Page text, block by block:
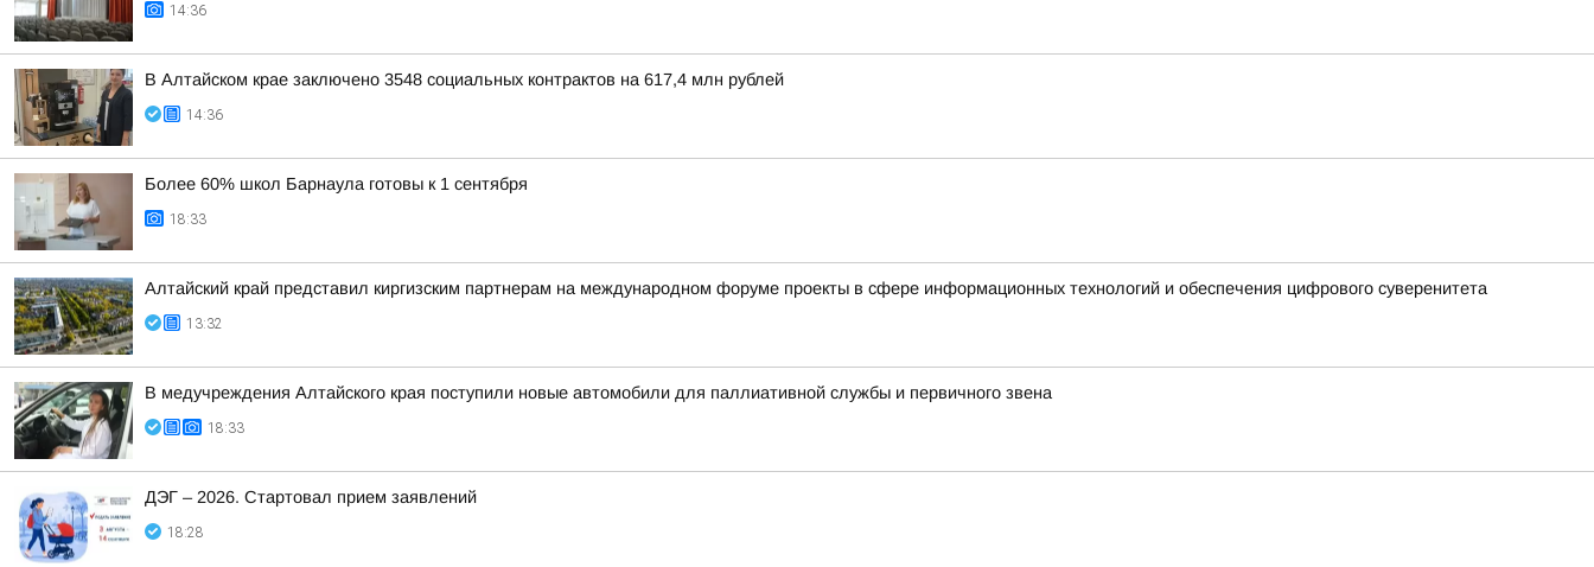
14:36
В Алтайском крае заключено 3548 социальных контрактов на 617,4 млн рублей
14:36
Более 60% школ Барнаула готовы к 1 сентября
18:33
Алтайский край представил киргизским партнерам на международном форуме проекты в сфере информационных технологий и обеспечения цифрового суверенитета
13:32
В медучреждения Алтайского края поступили новые автомобили для паллиативной службы и первичного звена
18:33
ДЭГ – 2026. Стартовал прием заявлений
18:28